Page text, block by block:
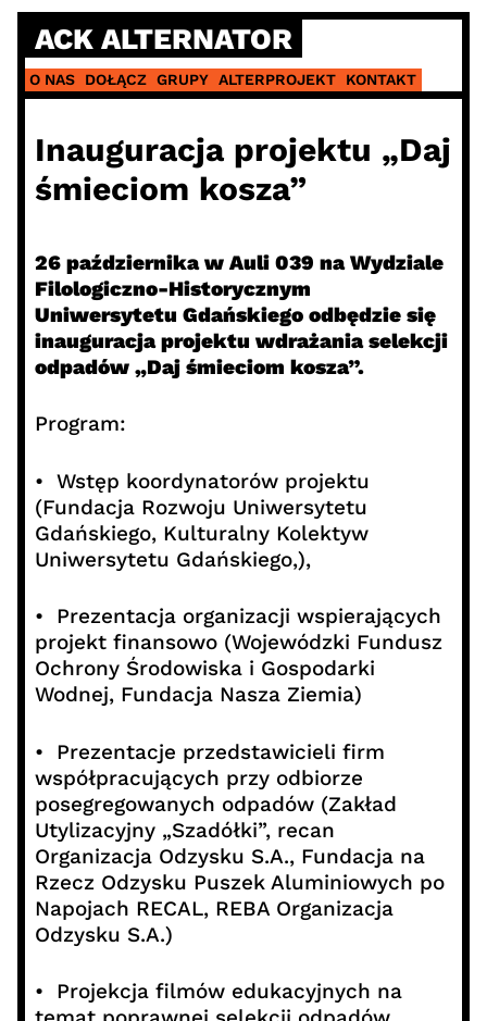
Skip
content
ACK ALTERNATOR
O NAS DOŁĄCZ GRUPY ALTERPROJEKT KONTAKT
Inauguracja projektu „Daj
śmieciom kosza”
26 października w Auli 039 na Wydziale
Filologiczno-Historycznym
Uniwersytetu Gdańskiego odbędzie się
inauguracja projektu wdrażania selekcji
odpadów „Daj śmieciom kosza”.
Program:
• Wstęp koordynatorów projektu
(Fundacja Rozwoju Uniwersytetu
Gdańskiego, Kulturalny Kolektyw
Uniwersytetu Gdańskiego,),
• Prezentacja organizacji wspierających
projekt finansowo (Wojewódzki Fundusz
Ochrony Środowiska i Gospodarki
Wodnej, Fundacja Nasza Ziemia)
• Prezentacje przedstawicieli firm
współpracujących przy odbiorze
posegregowanych odpadów (Zakład
Utylizacyjny „Szadółki”, recan
Organizacja Odzysku S.A., Fundacja na
Rzecz Odzysku Puszek Aluminiowych po
Napojach RECAL, REBA Organizacja
Odzysku S.A.)
• Projekcja filmów edukacyjnych na